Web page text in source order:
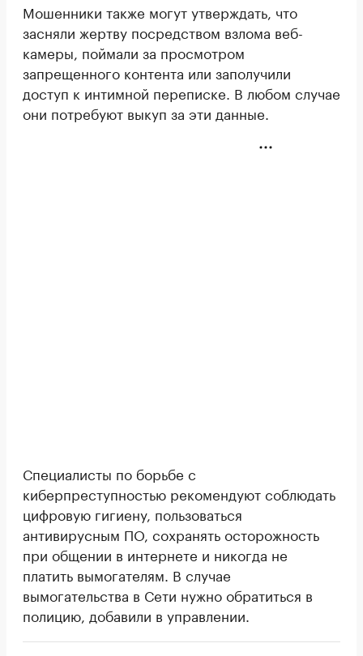
Мошенники также могут утверждать, что
засняли жертву посредством взлома веб-
камеры, поймали за просмотром
запрещенного контента или заполучили
доступ к интимной переписке. В любом случае
они потребуют выкуп за эти данные.
Специалисты по борьбе с
киберпреступностью рекомендуют соблюдать
цифровую гигиену, пользоваться
антивирусным ПО, сохранять осторожность
при общении в интернете и никогда не
платить вымогателям. В случае
вымогательства в Сети нужно обратиться в
полицию, добавили в управлении.